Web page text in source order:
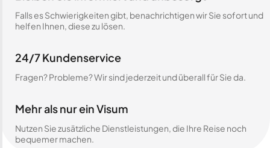
Falls es Schwierigkeiten gibt, benachrichtigen wir Sie sofort und
helfen Ihnen, diese zu lösen.
24/7 Kundenservice
Fragen? Probleme? Wir sind jederzeit und überall für Sie da.
Mehr als nur ein Visum
Nutzen Sie zusätzliche Dienstleistungen, die Ihre Reise noch
bequemer machen.